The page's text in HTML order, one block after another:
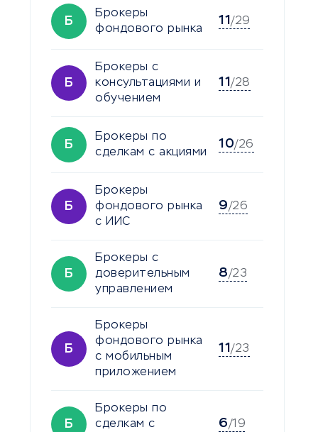
Б
Брокеры
фондового рынка
11/29
Б
Брокеры с
консультациями и
обучением
11/28
Б
Брокеры по
сделкам с акциями
10/26
Б
Брокеры
фондового рынка
с ИИС
9/26
Б
Брокеры с
доверительным
управлением
8/23
Б
Брокеры
фондового рынка
с мобильным
приложением
11/23
Б
Брокеры по
сделкам с
6/19